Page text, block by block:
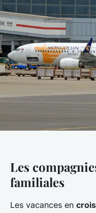
Les
familiales
Les vacances en